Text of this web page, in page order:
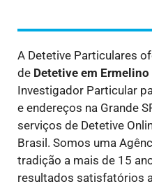
A Detetive Particulares
de Detetive em
Investigador Particular
e endereços na Grande
serviços de Detetive
Brasil. Somos uma
tradição a mais de 15
resultados satisfatórios